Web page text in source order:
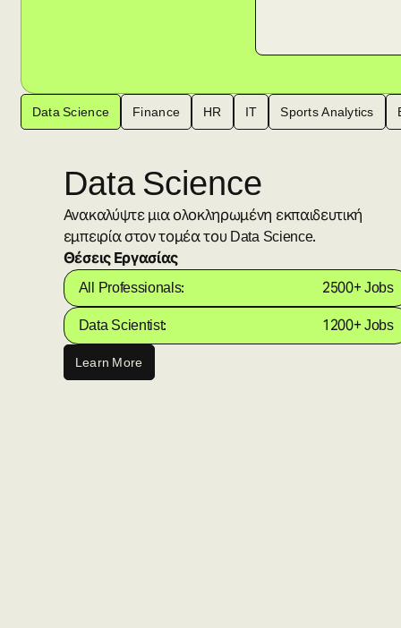
Data Science Finance HR IT Sports Analytics
Data Science
Ανακαλύψτε μια ολοκληρωμένη εκπαιδευτική
εμπειρία στον τομέα του Data Science.
Θέσεις Εργασίας
All Professionals:
2500+ Jobs
Data Scientist:
1200+ Jobs
Learn More